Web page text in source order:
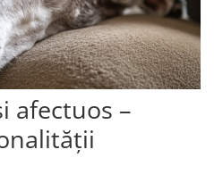
afectuos –